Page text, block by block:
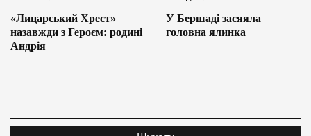
«Лицарський Хрест»
назавжди з Героєм: родині
Андрія
У Бершаді засяяла
головна ялинка